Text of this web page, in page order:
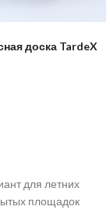
доска TardeX
для летних
площадок